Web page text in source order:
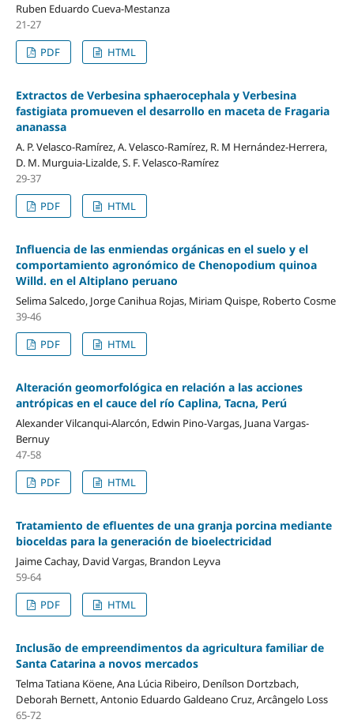
Ruben Eduardo Cueva-Mestanza
21-27
PDF
HTML
Extractos de Verbesina sphaerocephala y Verbesina
fastigiata promueven el desarrollo en maceta de Fragaria
ananassa
A. P. Velasco-Ramírez, A. Velasco-Ramírez, R. M Hernández-Herrera,
D. M. Murguia-Lizalde, S. F. Velasco-Ramírez
29-37
PDF
HTML
Influencia de las enmiendas orgánicas en el suelo y el
comportamiento agronómico de Chenopodium quinoa
Willd. en el Altiplano peruano
Selima Salcedo, Jorge Canihua Rojas, Miriam Quispe, Roberto Cosme
39-46
PDF
HTML
Alteración geomorfológica en relación a las acciones
antrópicas en el cauce del río Caplina, Tacna, Perú
Alexander Vilcanqui-Alarcón, Edwin Pino-Vargas, Juana Vargas-
Bernuy
47-58
PDF
HTML
Tratamiento de efluentes de una granja porcina mediante
bioceldas para la generación de bioelectricidad
Jaime Cachay, David Vargas, Brandon Leyva
59-64
PDF
HTML
Inclusão de empreendimentos da agricultura familiar de
Santa Catarina a novos mercados
Telma Tatiana Köene, Ana Lúcia Ribeiro, Denílson Dortzbach,
Deborah Bernett, Antonio Eduardo Galdeano Cruz, Arcângelo Loss
65-72